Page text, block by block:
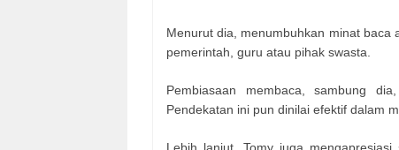
Menurut dia, menumbuhkan minat baca
pemerintah, guru atau pihak swasta.
Pembiasaan membaca, sambung
Pendekatan ini pun dinilai efektif dalam